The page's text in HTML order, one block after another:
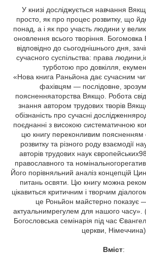
У книзі досліджується навчання
просто, як про процес розвитку, що
понад, а і як про участь людини у
оновлення всього творіння. Богомовка
відповідно до сьогоднішнього дня,
сучасного суспільства: права
турботою про довкілля,
«Нова книга Раньйона дає сучасним
фахівцям — послідовне,
поясненняаторства Вякщо. Робота
знання автором трудових творів
обізнаність про сучасні
поєднанні з високою систематичною
цю книгу переконливим поясненням
розвитку та різного роду взаємодії
авторів трудових наук
православного та
Його порівняльний аналіз концепцій
питань освяти. Цю книгу можна
цікавиться критичним і творчим
це Роньйон майстерно показує
актуальнимрегулем для нашого
Богословська семінарія під час
церкви, Німеччина)
Вміст: